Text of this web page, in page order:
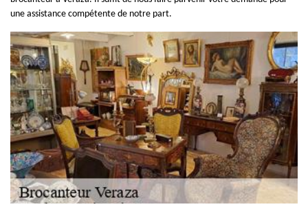
une assistance compétente de notre part.